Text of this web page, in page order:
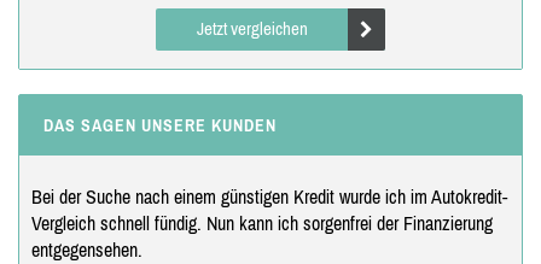
Jetzt vergleichen
DAS SAGEN UNSERE KUNDEN
Bei der Suche nach einem günstigen Kredit wurde ich im Autokredit-
Vergleich schnell fündig. Nun kann ich sorgenfrei der Finanzierung
entgegensehen.